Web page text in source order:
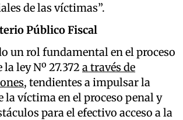
de las víctimas”.
Público Fiscal
un rol fundamental en el proceso
ley Nº 27.372 a través de
, tendientes a impulsar la
la víctima en el proceso penal y
para el efectivo acceso a la